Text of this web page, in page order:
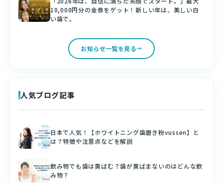
10,000円分の金券をゲット！新しい年は、美しい白
い歯で。
お知らせ一覧を見る
人気ブログ記事
日本で人気！【ホワイトニング歯磨き粉vussen】と
は？特徴や注意点などを解説
飲み物でも歯は黄ばむ？歯が黄ばまないのはどんな飲
み物？